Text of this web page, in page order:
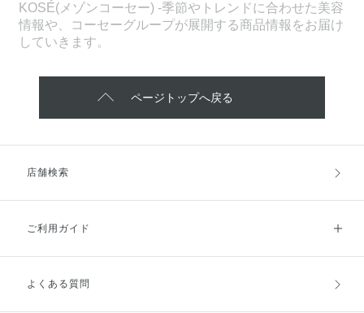
KOSÉ(メゾンコーセー) -季節やトレンドに合わせた美容
情報や、コーセーグループが展開する商品情報をお届け
していきます。
ページトップへ戻る
店舗検索
ご利用ガイド
ご利用ガイドトップ
よくある質問